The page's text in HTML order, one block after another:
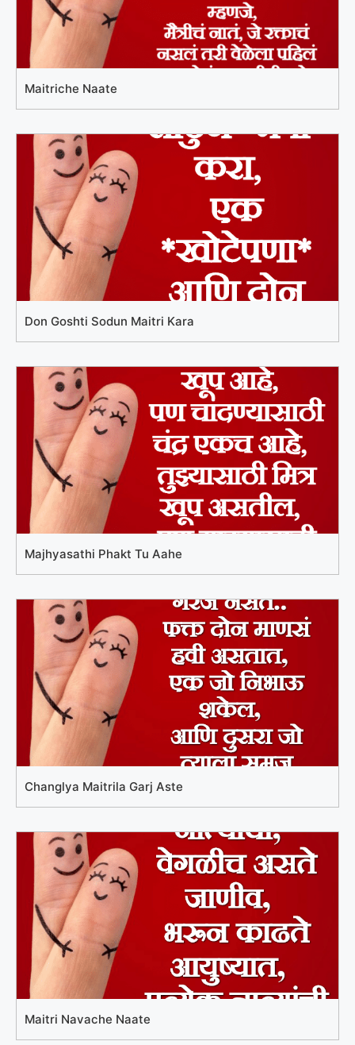
Maitriche Naate
Don Goshti Sodun Maitri Kara
Majhyasathi Phakt Tu Aahe
Changlya Maitrila Garj Aste
Maitri Navache Naate